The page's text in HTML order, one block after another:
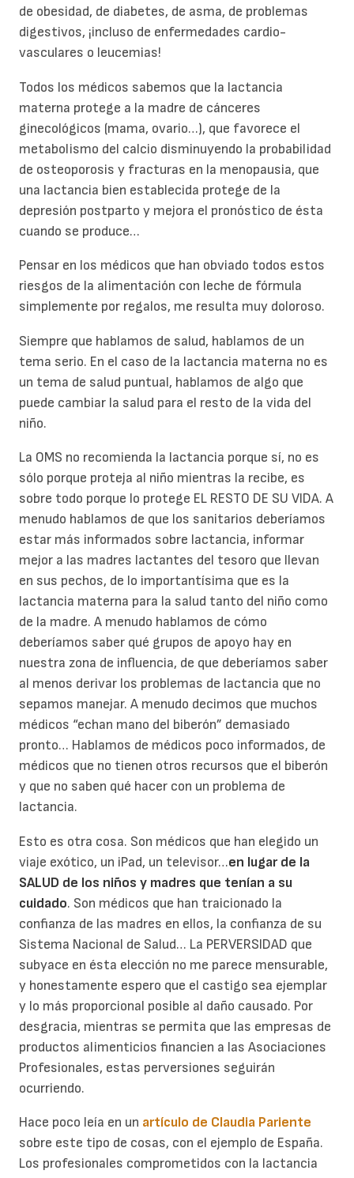
de obesidad, de diabetes, de asma, de problemas
digestivos, ¡incluso de enfermedades cardio-
vasculares o leucemias!
Todos los médicos sabemos que la lactancia
materna protege a la madre de cánceres
ginecológicos (mama, ovario…), que favorece el
metabolismo del calcio disminuyendo la probabilidad
de osteoporosis y fracturas en la menopausia, que
una lactancia bien establecida protege de la
depresión postparto y mejora el pronóstico de ésta
cuando se produce…
Pensar en los médicos que han obviado todos estos
riesgos de la alimentación con leche de fórmula
simplemente por regalos, me resulta muy doloroso.
Siempre que hablamos de salud, hablamos de un
tema serio. En el caso de la lactancia materna no es
un tema de salud puntual, hablamos de algo que
puede cambiar la salud para el resto de la vida del
niño.
La OMS no recomienda la lactancia porque sí, no es
sólo porque proteja al niño mientras la recibe, es
sobre todo porque lo protege EL RESTO DE SU VIDA. A
menudo hablamos de que los sanitarios deberíamos
estar más informados sobre lactancia, informar
mejor a las madres lactantes del tesoro que llevan
en sus pechos, de lo importantísima que es la
lactancia materna para la salud tanto del niño como
de la madre. A menudo hablamos de cómo
deberíamos saber qué grupos de apoyo hay en
nuestra zona de influencia, de que deberíamos saber
al menos derivar los problemas de lactancia que no
sepamos manejar. A menudo decimos que muchos
médicos “echan mano del biberón” demasiado
pronto… Hablamos de médicos poco informados, de
médicos que no tienen otros recursos que el biberón
y que no saben qué hacer con un problema de
lactancia.
Esto es otra cosa. Son médicos que han elegido un
viaje exótico, un iPad, un televisor…en lugar de la
SALUD de los niños y madres que tenían a su
cuidado. Son médicos que han traicionado la
confianza de las madres en ellos, la confianza de su
Sistema Nacional de Salud… La PERVERSIDAD que
subyace en ésta elección no me parece mensurable,
y honestamente espero que el castigo sea ejemplar
y lo más proporcional posible al daño causado. Por
desgracia, mientras se permita que las empresas de
productos alimenticios financien a las Asociaciones
Profesionales, estas perversiones seguirán
ocurriendo.
Hace poco leía en un artículo de Claudia Pariente
sobre este tipo de cosas, con el ejemplo de España.
Los profesionales comprometidos con la lactancia